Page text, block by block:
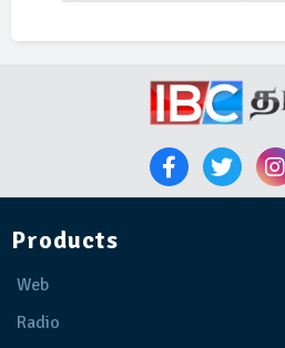
Products
Web
Radio